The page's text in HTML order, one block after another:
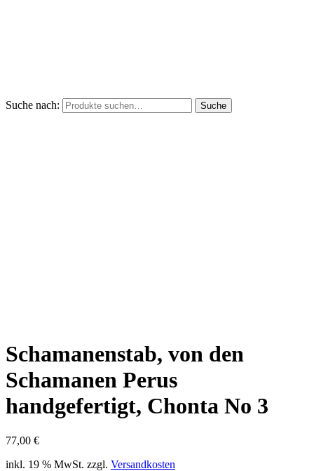
Suche nach: Suche
Schamanenstab, von den
Schamanen Perus
handgefertigt, Chonta No 3
77,00 €
inkl. 19 % MwSt. zzgl. Versandkosten